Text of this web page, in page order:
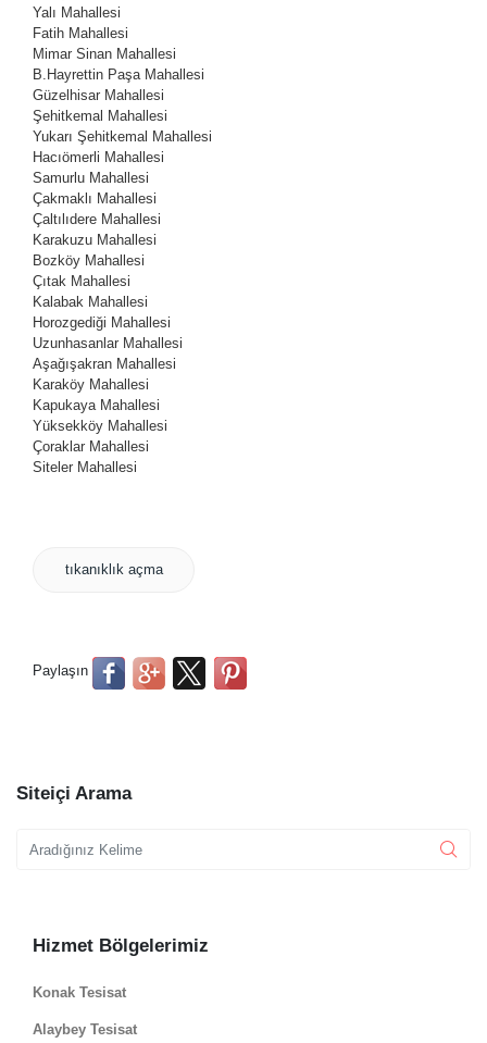
Yalı Mahallesi
Fatih Mahallesi
Mimar Sinan Mahallesi
B.Hayrettin Paşa Mahallesi
Güzelhisar Mahallesi
Şehitkemal Mahallesi
Yukarı Şehitkemal Mahallesi
Hacıömerli Mahallesi
Samurlu Mahallesi
Çakmaklı Mahallesi
Çaltılıdere Mahallesi
Karakuzu Mahallesi
Bozköy Mahallesi
Çıtak Mahallesi
Kalabak Mahallesi
Horozgediği Mahallesi
Uzunhasanlar Mahallesi
Aşağışakran Mahallesi
Karaköy Mahallesi
Kapukaya Mahallesi
Yüksekköy Mahallesi
Çoraklar Mahallesi
Siteler Mahallesi
tıkanıklık açma
Paylaşın
Siteiçi Arama
Hizmet Bölgelerimiz
Konak Tesisat
Alaybey Tesisat